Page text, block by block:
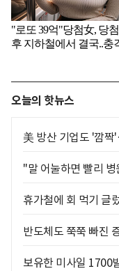
오늘의 핫뉴스
美 방산 기업도 '깜
"말 어눌하면 빨리
휴가철에 회 먹기 글
반도체도 쭉쭉 빠진
보유한 미사일 1700